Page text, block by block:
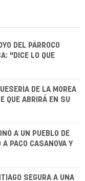
DEL PÁRROCO
"DICE LO QUE
DE LA MOREA
QUE ABRIRÁ EN SU
A UN PUEBLO DE
A PACO CASANOVA Y
SEGURA A UNA